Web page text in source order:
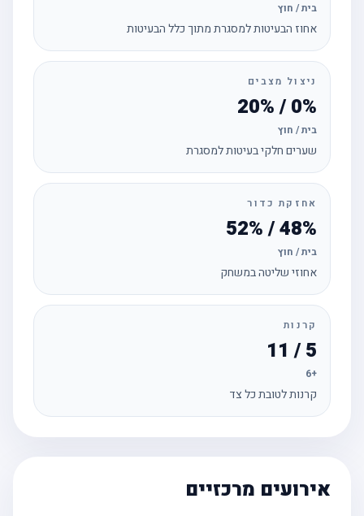
בית / חוץ
אחוז הבעיטות למסגרת מתוך כלל הבעיטות
ניצול מצבים
0% / 20%
בית / חוץ
שערים חלקי בעיטות למסגרת
אחזקת כדור
48% / 52%
בית / חוץ
אחוזי שליטה במשחק
קרנות
קרנות לטובת כל צד
אירועים מרכזיים